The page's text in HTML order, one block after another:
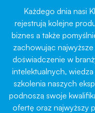
Każdego dnia nasi
rejestrują kolejne
biznes a także
zachowując
doświadczenie w
intelektualnych,
szkolenia naszych
podnoszą swoje
ofertę oraz najwyższy